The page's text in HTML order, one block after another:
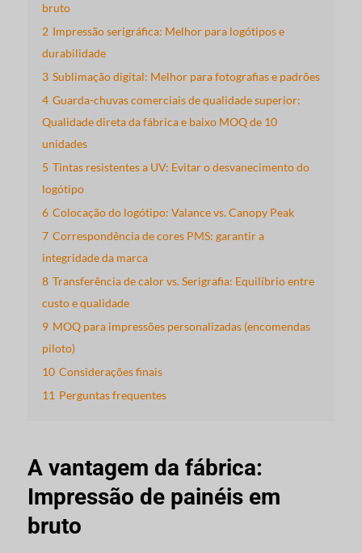
bruto
2 Impressão serigráfica: Melhor para logótipos e
durabilidade
3 Sublimação digital: Melhor para fotografias e padrões
4 Guarda-chuvas comerciais de qualidade superior:
Qualidade direta da fábrica e baixo MOQ de 10
unidades
5 Tintas resistentes a UV: Evitar o desvanecimento do
logótipo
6 Colocação do logótipo: Valance vs. Canopy Peak
7 Correspondência de cores PMS: garantir a
integridade da marca
8 Transferência de calor vs. Serigrafia: Equilíbrio entre
custo e qualidade
9 MOQ para impressões personalizadas (encomendas
piloto)
10 Considerações finais
11 Perguntas frequentes
A vantagem da fábrica:
Impressão de painéis em
bruto